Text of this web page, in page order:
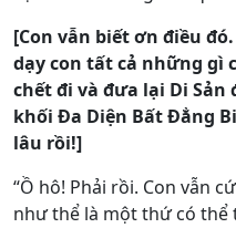
[Con vẫn biết ơn điều
dạy con tất cả những gì
chết đi và đưa lại Di Sản
khối Đa Diện Bất Đẳng
lâu rồi!]
“Ồ hô! Phải rồi. Con vẫn
như thể là một thứ có thể